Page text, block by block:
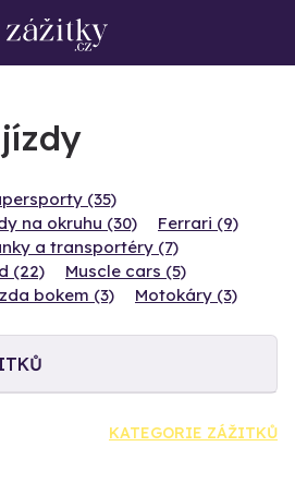
(35)
na okruhu (30)
Ferrari (9)
a transportéry (7)
(22)
Muscle cars (5)
bokem (3) Motokáry (3)
KATEGORIE ZÁŽITKŮ